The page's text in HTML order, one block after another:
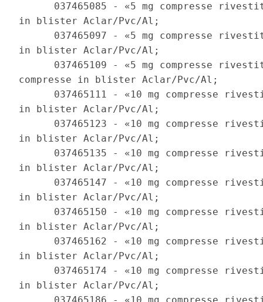
037465085 - «5 mg compresse
in blister Aclar/Pvc/Al;
037465097 - «5 mg compresse
in blister Aclar/Pvc/Al;
037465109 - «5 mg compresse
compresse in blister Aclar/Pvc/Al;
037465111 - «10 mg compresse
in blister Aclar/Pvc/Al;
037465123 - «10 mg compresse
in blister Aclar/Pvc/Al;
037465135 - «10 mg compresse
in blister Aclar/Pvc/Al;
037465147 - «10 mg compresse
in blister Aclar/Pvc/Al;
037465150 - «10 mg compresse
in blister Aclar/Pvc/Al;
037465162 - «10 mg compresse
in blister Aclar/Pvc/Al;
037465174 - «10 mg compresse
in blister Aclar/Pvc/Al;